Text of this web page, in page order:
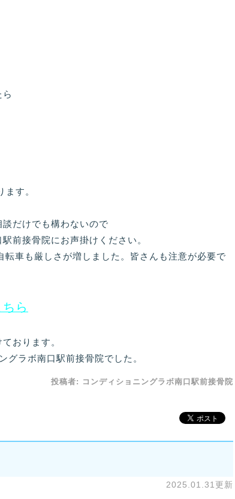
す。
だけでも構わないので
前接骨院にお声掛けください。
車も厳しさが増しました。皆さんも注意が必要で
ら
おります。
グラボ南口駅前接骨院でした。
投稿者: コンディショニングラボ南口駅前接骨院
2025.01.31更新